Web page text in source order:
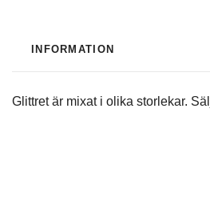
INFORMATION
Glittret är mixat i olika storlekar.